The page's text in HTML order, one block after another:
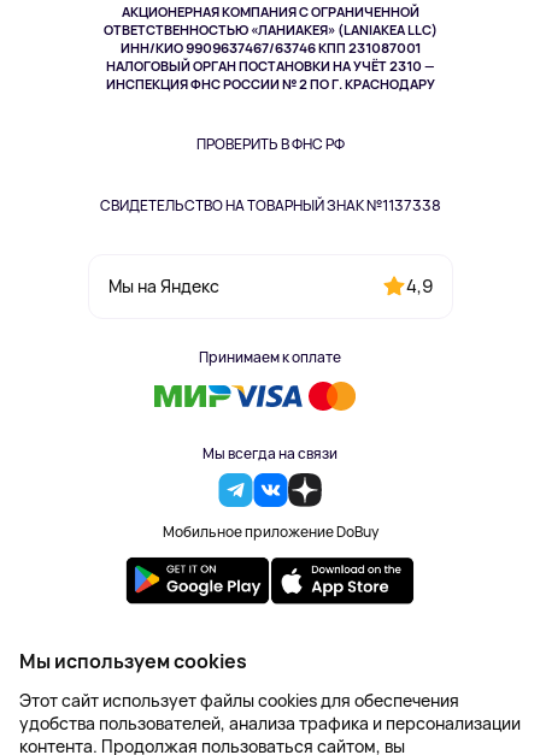
АКЦИОНЕРНАЯ КОМПАНИЯ С ОГРАНИЧЕННОЙ
ОТВЕТСТВЕННОСТЬЮ «ЛАНИАКЕЯ» (LANIAKEA LLC)
ИНН/КИО 9909637467/63746 КПП 231087001
НАЛОГОВЫЙ ОРГАН ПОСТАНОВКИ НА УЧЁТ 2310 —
ИНСПЕКЦИЯ ФНС РОССИИ № 2 ПО Г. КРАСНОДАРУ
ПРОВЕРИТЬ В ФНС РФ
СВИДЕТЕЛЬСТВО НА ТОВАРНЫЙ ЗНАК №1137338
Мы на Яндекс 4,9
Принимаем к оплате
Мы всегда на связи
Мобильное приложение DoBuy
Здоровье питомцев
Одежда и аксессуары
2023-2026 © DoBuy. Все права защищены
Правила обработки персональных данных
Пользовательское соглашение
Оферта
Создание сайта – NetLab
Мы используем cookies
Этот сайт использует файлы cookies для обеспечения
удобства пользователей, анализа трафика и персонализации
контента. Продолжая пользоваться сайтом, вы